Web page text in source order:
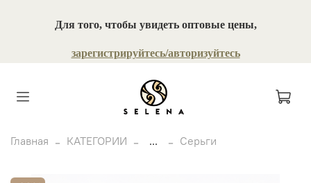
Для того, чтобы увидеть оптовые цены,
зарегистрируйтесь/авторизуйтесь
Главная КАТЕГОРИИ ... Серьги